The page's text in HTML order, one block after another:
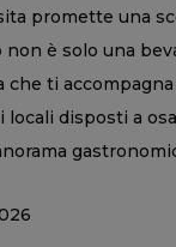
promette una
è solo una
che ti
locali disposti a